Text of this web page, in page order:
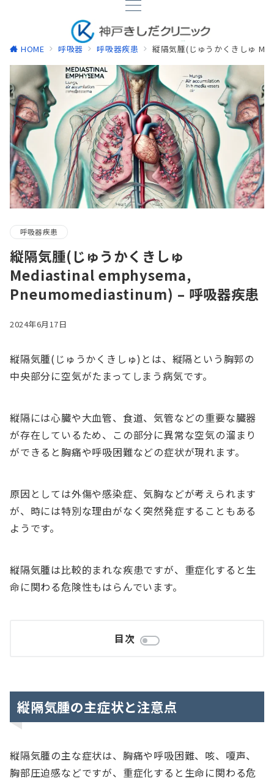
HOME 呼吸器 呼吸器疾患 縦隔気腫(じゅうかくきしゅ
呼吸器疾患
縦隔気腫(じゅうかくきしゅ
Mediastinal emphysema,
Pneumomediastinum) – 呼吸器疾患
2024年6月17日
縦隔気腫(じゅうかくきしゅ)とは、縦隔という胸郭の
中央部分に空気がたまってしまう病気です。
縦隔には心臓や大血管、食道、気管などの重要な臓器
が存在しているため、この部分に異常な空気の溜まり
ができると胸痛や呼吸困難などの症状が現れます。
原因としては外傷や感染症、気胸などが考えられます
が、時には特別な理由がなく突然発症することもある
ようです。
縦隔気腫は比較的まれな疾患ですが、重症化すると生
命に関わる危険性もはらんでいます。
目次
縦隔気腫の主症状と注意点
縦隔気腫の主な症状は、胸痛や呼吸困難、咳、嗄声、
胸部圧迫感などですが、重症化すると生命に関わる危